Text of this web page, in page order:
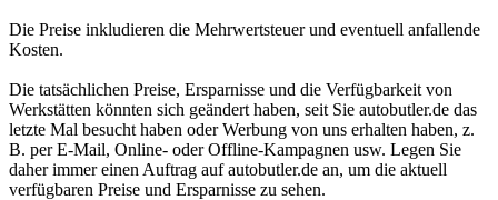
Die Preise inkludieren die Mehrwertsteuer und eventuell anfallende
Kosten.
Die tatsächlichen Preise, Ersparnisse und die Verfügbarkeit von
Werkstätten könnten sich geändert haben, seit Sie autobutler.de das
letzte Mal besucht haben oder Werbung von uns erhalten haben, z.
B. per E-Mail, Online- oder Offline-Kampagnen usw. Legen Sie
daher immer einen Auftrag auf autobutler.de an, um die aktuell
verfügbaren Preise und Ersparnisse zu sehen.